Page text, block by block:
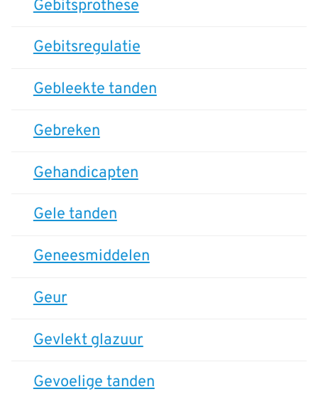
Gebitsprothese
Gebitsregulatie
Gebleekte tanden
Gebreken
Gehandicapten
Gele tanden
Geneesmiddelen
Geur
Gevlekt glazuur
Gevoelige tanden